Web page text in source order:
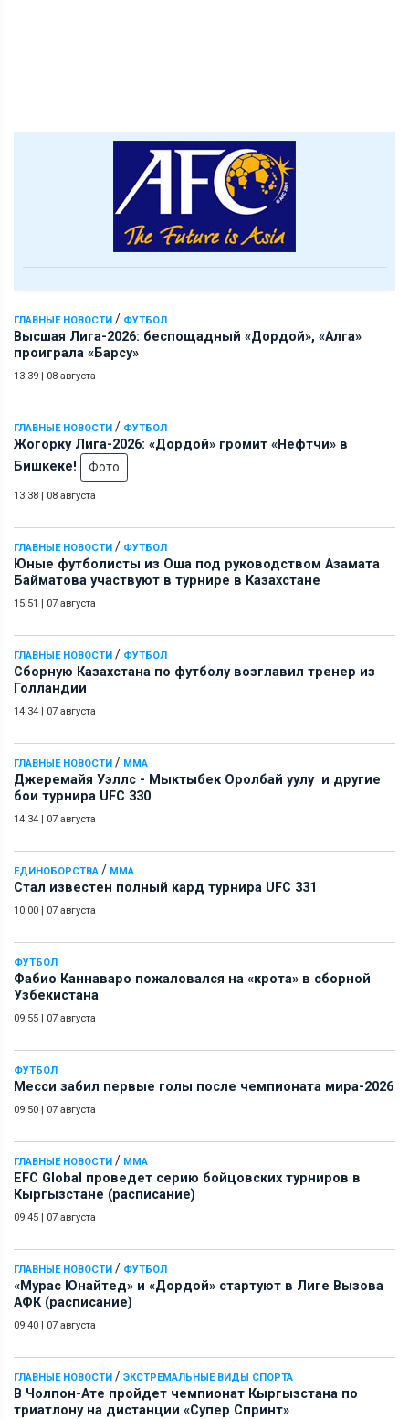
ГЛАВНЫЕ НОВОСТИ / ФУТБОЛ
Высшая Лига-2026: беспощадный «Дордой», «Алга»
проиграла «Барсу»
13:39 | 08 августа
ГЛАВНЫЕ НОВОСТИ / ФУТБОЛ
Жогорку Лига-2026: «Дордой» громит «Нефтчи» в
Бишкеке!
Фото
13:38 | 08 августа
ГЛАВНЫЕ НОВОСТИ / ФУТБОЛ
Юные футболисты из Оша под руководством Азамата
Байматова участвуют в турнире в Казахстане
15:51 | 07 августа
ГЛАВНЫЕ НОВОСТИ / ФУТБОЛ
Сборную Казахстана по футболу возглавил тренер из
Голландии
14:34 | 07 августа
ГЛАВНЫЕ НОВОСТИ / ММА
Джеремайя Уэллс - Мыктыбек Оролбай уулу и другие
бои турнира UFC 330
14:34 | 07 августа
ЕДИНОБОРСТВА / ММА
Стал известен полный кард турнира UFC 331
10:00 | 07 августа
ФУТБОЛ
Фабио Каннаваро пожаловался на «крота» в сборной
Узбекистана
09:55 | 07 августа
ФУТБОЛ
Месси забил первые голы после чемпионата мира-2026
09:50 | 07 августа
ГЛАВНЫЕ НОВОСТИ / ММА
EFC Global проведет серию бойцовских турниров в
Кыргызстане (расписание)
09:45 | 07 августа
ГЛАВНЫЕ НОВОСТИ / ФУТБОЛ
«Мурас Юнайтед» и «Дордой» стартуют в Лиге Вызова
АФК (расписание)
09:40 | 07 августа
ГЛАВНЫЕ НОВОСТИ / ЭКСТРЕМАЛЬНЫЕ ВИДЫ СПОРТА
В Чолпон-Ате пройдет чемпионат Кыргызстана по
триатлону на дистанции «Супер Спринт»